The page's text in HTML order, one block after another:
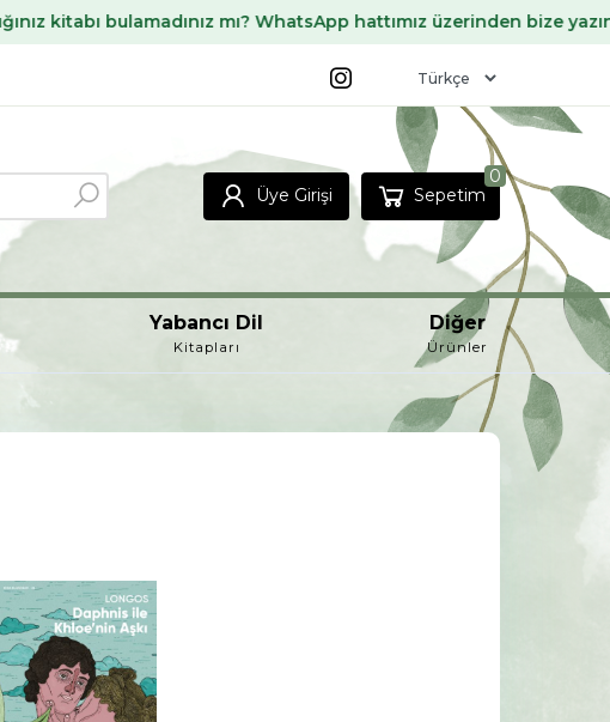
bulamadınız mı? WhatsApp hattımız üzerinden bize yazın, sizin
Üye Girişi Sepetim
0
Yabancı Dil
Kitapları
Diğer
Ürünler